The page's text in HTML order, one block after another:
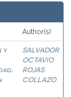
Author(s)
y
SALVADOR
OCTAVIO
ROJAS
COLLAZO